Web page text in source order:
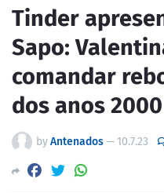
Tinder
Sapo:
comandar
dos anos 2000
byAntenados— 10.7.23